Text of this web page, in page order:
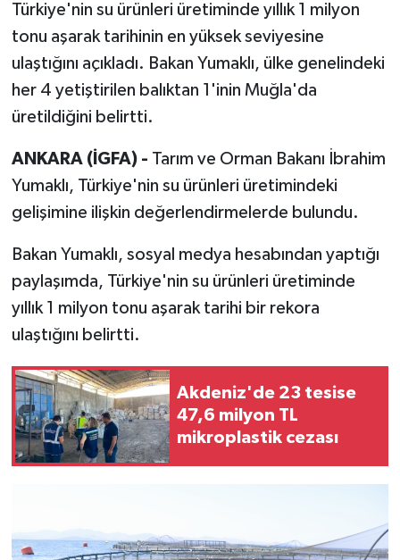
Türkiye'nin su ürünleri üretiminde yıllık 1 milyon
tonu aşarak tarihinin en yüksek seviyesine
ulaştığını açıkladı. Bakan Yumaklı, ülke genelindeki
her 4 yetiştirilen balıktan 1'inin Muğla'da
üretildiğini belirtti.
ANKARA (İGFA) - Tarım ve Orman Bakanı İbrahim
Yumaklı, Türkiye'nin su ürünleri üretimindeki
gelişimine ilişkin değerlendirmelerde bulundu.
Bakan Yumaklı, sosyal medya hesabından yaptığı
paylaşımda, Türkiye'nin su ürünleri üretiminde
yıllık 1 milyon tonu aşarak tarihi bir rekora
ulaştığını belirtti.
Akdeniz'de 23 tesise
47,6 milyon TL
mikroplastik cezası